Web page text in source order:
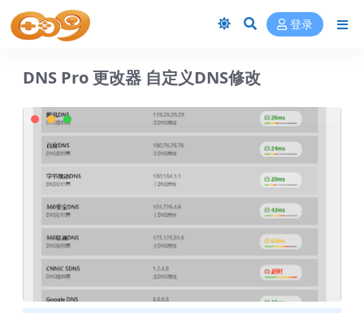
登录
DNS Pro 更改器 自定义DNS修改